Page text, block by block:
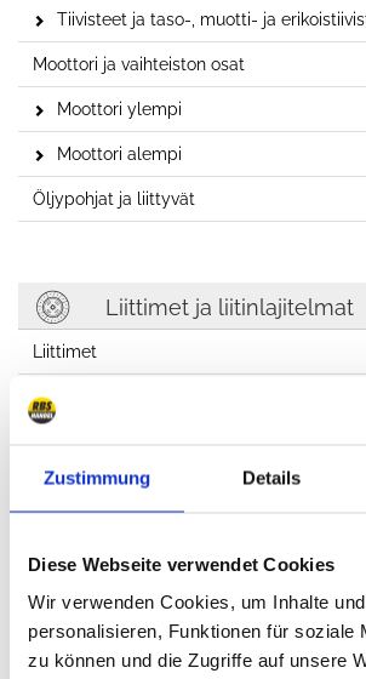
Zustimmung Details
Diese Webseite verwendet Cookies
Wir verwenden Cookies, um Inhalte
personalisieren, Funktionen für soziale
zu können und die Zugriffe auf unsere
Tiivisteet ja taso-, muotti- ja
Moottori ja vaihteiston osat
Moottori ylempi
Moottori alempi
Öljypohjat ja liittyvät
Liittimet ja liitinlajitelmat
Liittimet
Hydrauliikka
Vauhtipyörät
Jäähdytys- ja